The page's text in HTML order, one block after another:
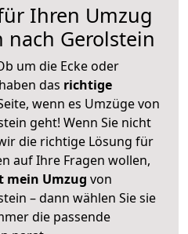
Ihren Umzug
Gerolstein
um die Ecke oder
das richtige
wenn es Umzüge von
geht! Wenn Sie nicht
die richtige Lösung für
auf Ihre Fragen wollen,
mein Umzug von
– dann wählen Sie sie
die passende